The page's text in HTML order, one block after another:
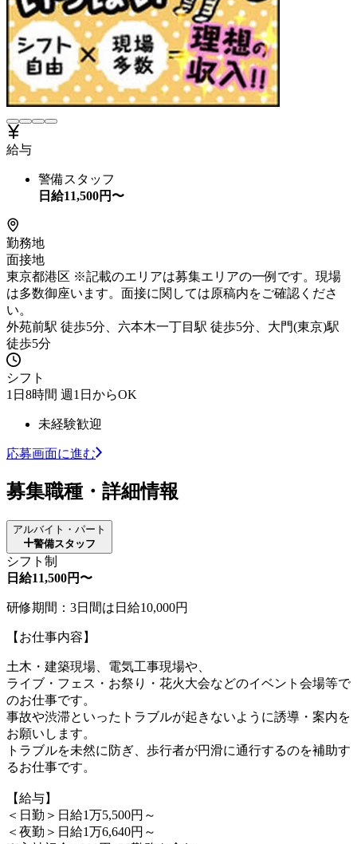
給与
警備スタッフ
日給11,500円〜
勤務地
面接地
東京都港区 ※記載のエリアは募集エリアの一例です。現場
は多数御座います。面接に関しては原稿内をご確認くださ
い。
外苑前駅 徒歩5分、六本木一丁目駅 徒歩5分、大門(東京)駅
徒歩5分
シフト
1日8時間 週1日からOK
未経験歓迎
応募画面に進む
募集職種・詳細情報
アルバイト・パート
警備スタッフ
シフト制
日給11,500円〜
研修期間：3日間は日給10,000円
【お仕事内容】
土木・建築現場、電気工事現場や、
ライブ・フェス・お祭り・花火大会などのイベント会場等で
のお仕事です。
事故や渋滞といったトラブルが起きないように誘導・案内を
お願いします。
トラブルを未然に防ぎ、歩行者が円滑に通行するのを補助す
るお仕事です。
【給与】
＜日勤＞日給1万5,500円～
＜夜勤＞日給1万6,640円～